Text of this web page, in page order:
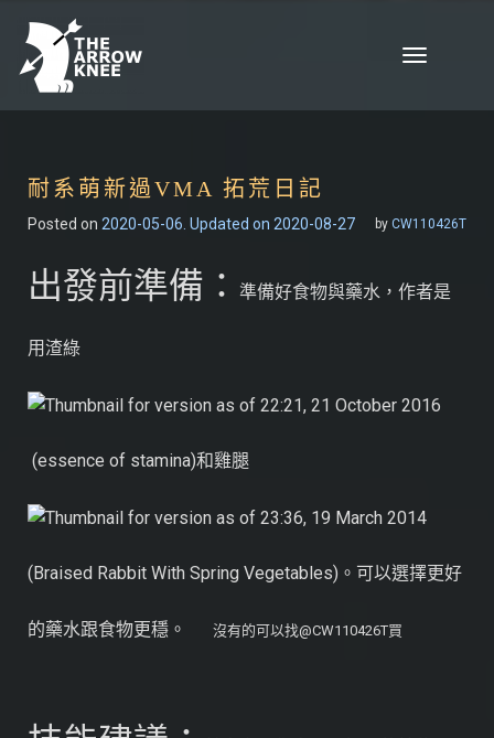
Skip to content
Toggle
耐系萌新過VMA 拓荒日記
Posted on 2020-05-06 . Updated on 2020-08-27 by CW110426T
出發前準備： 準備好食物與藥水，作者是
用渣綠
(essence of stamina)和雞腿
(Braised Rabbit With Spring Vegetables)。可以選擇更好
的藥水跟食物更穩。 沒有的可以找@CW110426T買